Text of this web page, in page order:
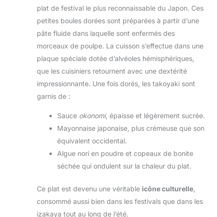
plat de festival le plus reconnaissable du Japon. Ces
petites boules dorées sont préparées à partir d’une
pâte fluide dans laquelle sont enfermés des
morceaux de poulpe. La cuisson s’effectue dans une
plaque spéciale dotée d’alvéoles hémisphériques,
que les cuisiniers retournent avec une dextérité
impressionnante. Une fois dorés, les takoyaki sont
garnis de :
Sauce okonomi, épaisse et légèrement sucrée.
Mayonnaise japonaise, plus crémeuse que son
équivalent occidental.
Algue nori en poudre et copeaux de bonite
séchée qui ondulent sur la chaleur du plat.
Ce plat est devenu une véritable icône culturelle
consommé aussi bien dans les festivals que dans les
izakaya tout au long de l’été.